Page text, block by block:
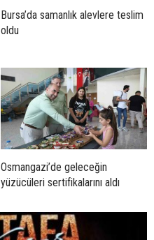
Bursa’da samanlık alevlere teslim
oldu
Osmangazi’de geleceğin
yüzücüleri sertifikalarını aldı